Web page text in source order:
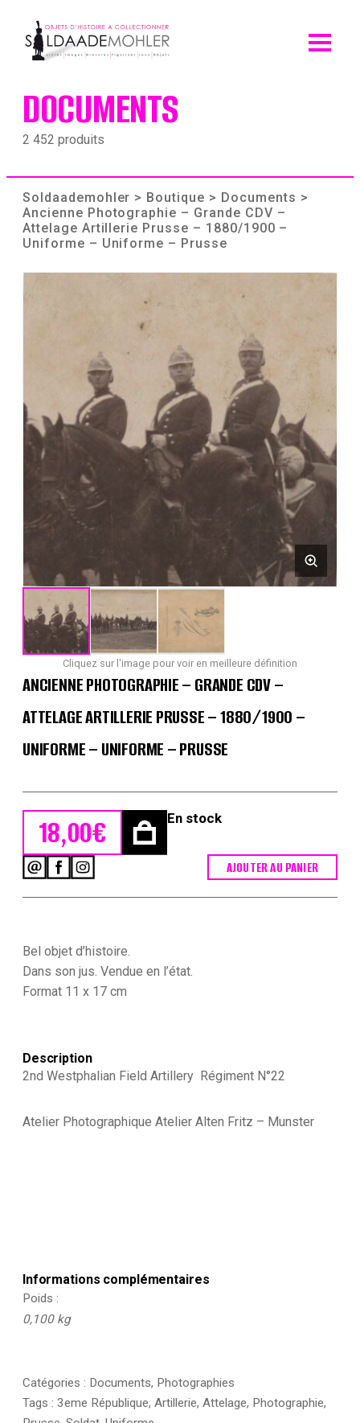
content
DOCUMENTS
2 452 produits
Soldaademohler > Boutique > Documents >
Ancienne Photographie – Grande CDV –
Attelage Artillerie Prusse – 1880/1900 –
Uniforme – Uniforme – Prusse
Cliquez sur l'image pour voir en meilleure définition
ANCIENNE PHOTOGRAPHIE – GRANDE CDV –
ATTELAGE ARTILLERIE PRUSSE – 1880/1900 –
UNIFORME – UNIFORME – PRUSSE
18,00€ En stock
Grande
CDV
-
Attelage
-
Uniforme
-
AJOUTER AU PANIER
Bel objet d’histoire.
Dans son jus. Vendue en l’état.
Format 11 x 17 cm
Description
2nd Westphalian Field Artillery Régiment N°22
Atelier Photographique Atelier Alten Fritz – Munster
Informations complémentaires
Poids
0,100 kg
Catégories : Documents, Photographies
Tags : 3eme République, Artillerie, Attelage, Photographie,